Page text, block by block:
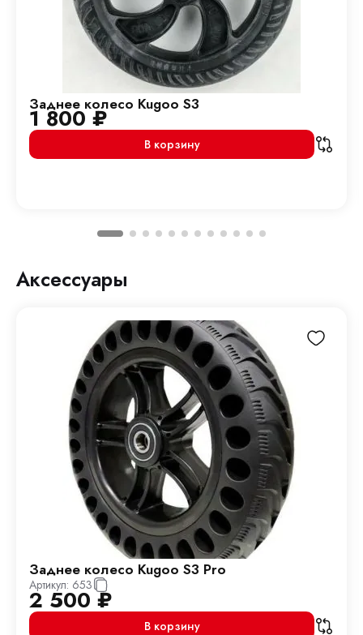
Заднее колесо Kugoo S3
1 800₽
В корзину
Аксессуары
Заднее колесо Kugoo S3 Pro
Артикул: 653
2 500₽
В корзину